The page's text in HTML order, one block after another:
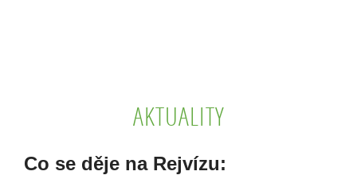
AKTUALITY
Co se děje na Rejvízu: